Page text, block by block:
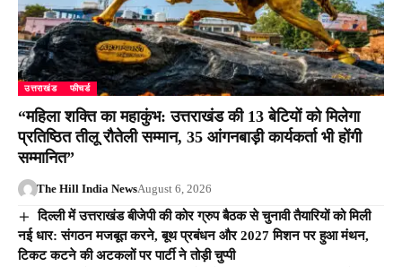
उत्तराखंड फीचर्ड
“महिला शक्ति का महाकुंभ: उत्तराखंड की 13 बेटियों को मिलेगा
प्रतिष्ठित तीलू रौतेली सम्मान, 35 आंगनबाड़ी कार्यकर्ता भी होंगी
सम्मानित”
The Hill India NewsAugust 6, 2026
दिल्ली में उत्तराखंड बीजेपी की कोर ग्रुप बैठक से चुनावी तैयारियों को मिली
नई धार: संगठन मजबूत करने, बूथ प्रबंधन और 2027 मिशन पर हुआ मंथन,
टिकट कटने की अटकलों पर पार्टी ने तोड़ी चुप्पी